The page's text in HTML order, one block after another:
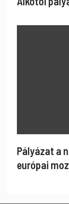
Pályázat a
európai